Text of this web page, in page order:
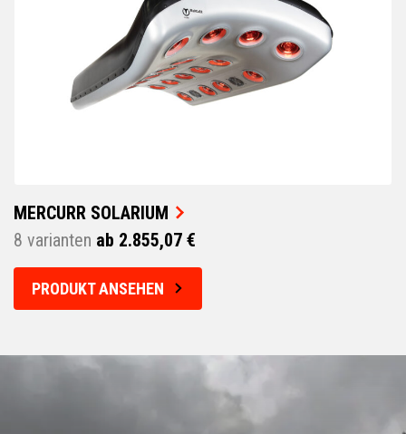
MERCURR SOLARIUM
8 varianten ab 2.855,07 €
PRODUKT ANSEHEN